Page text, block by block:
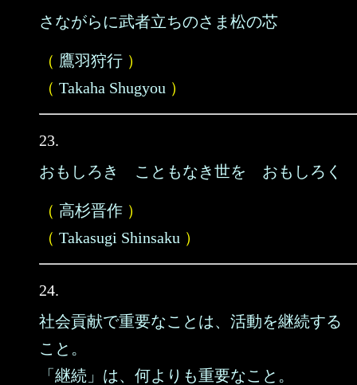
さながらに武者立ちのさま松の芯
（ 鷹羽狩行 ）
（ Takaha Shugyou ）
23.
おもしろき こともなき世を おもしろく
（ 高杉晋作 ）
（ Takasugi Shinsaku ）
24.
社会貢献で重要なことは、活動を継続する
こと。
「継続」は、何よりも重要なこと。